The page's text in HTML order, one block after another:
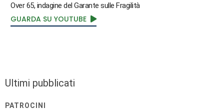
Over 65, indagine del Garante sulle Fragilità
GUARDA SU YOUTUBE
Ultimi pubblicati
PATROCINI